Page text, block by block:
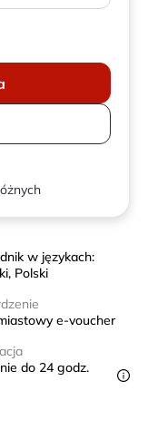
w językach:
Polski
e-voucher
do 24 godz.